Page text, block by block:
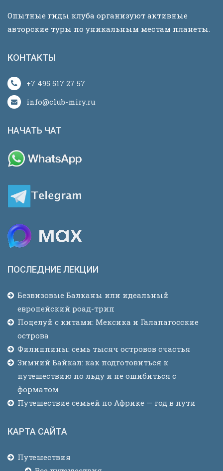
Опытные гиды клуба организуют активные
авторские туры по уникальным местам планеты.
КОНТАКТЫ
+7 495 517 27 57
info@club-miry.ru
НАЧАТЬ ЧАТ
ПОСЛЕДНИЕ ЛЕКЦИИ
Безвизовые Балканы или идеальный
европейский роад-трип
Поцелуй с китами: Мексика и Галапагосские
острова
Филиппины: семь тысяч островов счастья
Зимний Байкал: как подготовиться к
путешествию по льду и не ошибиться с
форматом
Путешествие семьей по Африке — год в пути
КАРТА САЙТА
Путешествия